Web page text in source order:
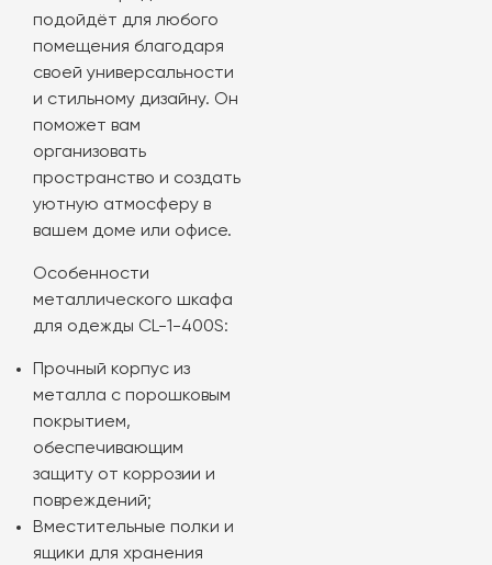
подойдёт для любого
помещения благодаря
своей универсальности
и стильному дизайну. Он
поможет вам
организовать
пространство и создать
уютную атмосферу в
вашем доме или офисе.
Особенности
металлического шкафа
для одежды CL-1-400S:
Прочный корпус из
металла с порошковым
покрытием,
обеспечивающим
защиту от коррозии и
повреждений;
Вместительные полки и
ящики для хранения